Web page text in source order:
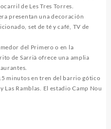
de Les Tres Torres.
presentan una decoración
set de té y café, TV de
del Primero o en la
de Sarrià ofrece una amplia
minutos en tren del barrio gótico
Las Ramblas. El estadio Camp Nou